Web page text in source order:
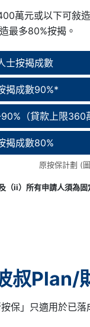
萬元或以下可
最多80%按揭。
士按揭成數
揭成數90%*
（貸款上限360
揭成數80%
原按保計劃 (
ii）所有申請人須為
Plan/
保」只適用於已